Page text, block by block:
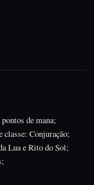
de mana;
classe: Conjuração;
Lua e Rito do Sol;